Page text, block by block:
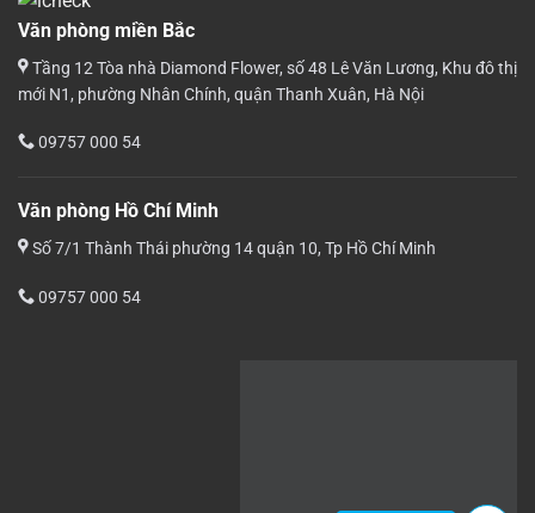
Văn phòng miền Bắc
Tầng 12 Tòa nhà Diamond Flower, số 48 Lê Văn Lương, Khu đô thị
mới N1, phường Nhân Chính, quận Thanh Xuân, Hà Nội
09757 000 54
Văn phòng Hồ Chí Minh
Số 7/1 Thành Thái phường 14 quận 10, Tp Hồ Chí Minh
09757 000 54